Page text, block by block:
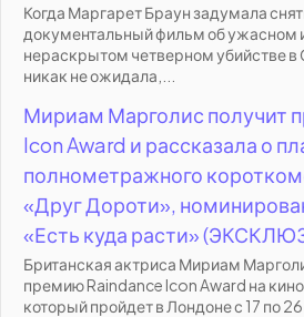
Когда Маргарет Браун задумала
документальный фильм об ужасном
нераскрытом четверном убийстве в
никак не ожидала,...
Мириам Марголис получит
Icon Award и рассказала о
полнометражного
«Друг Дороти»,
«Есть куда расти»
Британская актриса Мириам
премию Raindance Icon Award на
который пройдет в Лондоне с 17 по